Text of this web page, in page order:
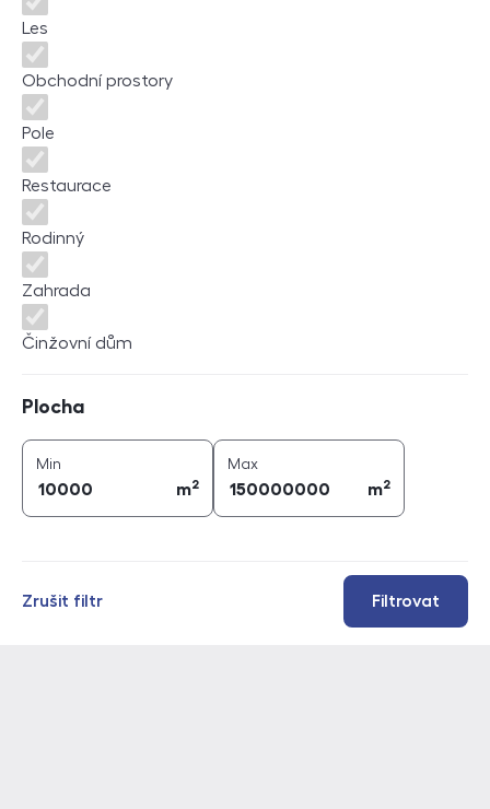
Les
Obchodní prostory
Pole
Restaurace
Rodinný
Zahrada
Činžovní dům
Plocha
Min
m2
Maxplocha (
m2
Filtrovat
Zrušit filtr